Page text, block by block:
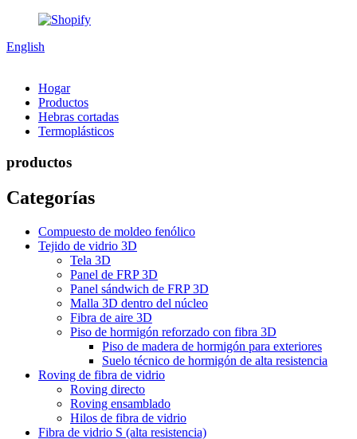
English
Hogar
Productos
Hebras cortadas
Termoplásticos
productos
Categorías
Compuesto de moldeo fenólico
Tejido de vidrio 3D
Tela 3D
Panel de FRP 3D
Panel sándwich de FRP 3D
Malla 3D dentro del núcleo
Fibra de aire 3D
Piso de hormigón reforzado con fibra 3D
Piso de madera de hormigón para exteriores
Suelo técnico de hormigón de alta resistencia
Roving de fibra de vidrio
Roving directo
Roving ensamblado
Hilos de fibra de vidrio
Fibra de vidrio S (alta resistencia)